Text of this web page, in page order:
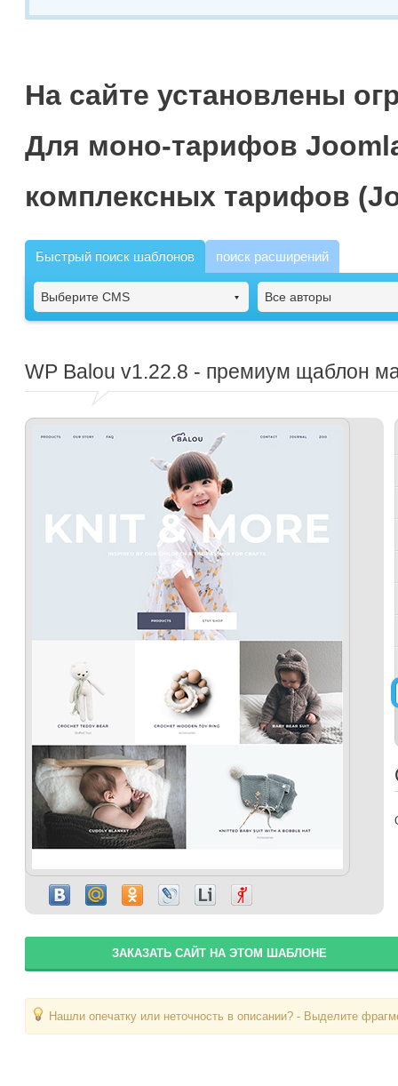
На сайте установлены
Для моно-тарифов
комплексных тарифов
Быстрый поиск шаблонов поиск расширений
Выберите CMS Все авторы
WP Balou v1.22.8 - премиум щаблон
ЗАКАЗАТЬ САЙТ НА ЭТОМ ШАБЛОНЕ
Нашли опечатку или неточность в описании? - Выделите